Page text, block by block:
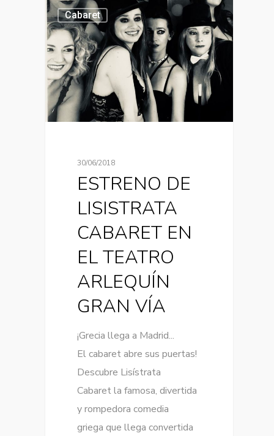
Cabaret
30/06/2018
ESTRENO DE
LISISTRATA
CABARET EN
EL TEATRO
ARLEQUÍN
GRAN VÍA
¡Grecia llega a Madrid...
El cabaret abre sus puertas!
Descubre Lisístrata
Cabaret la famosa, divertida
y rompedora comedia
griega que llega convertida